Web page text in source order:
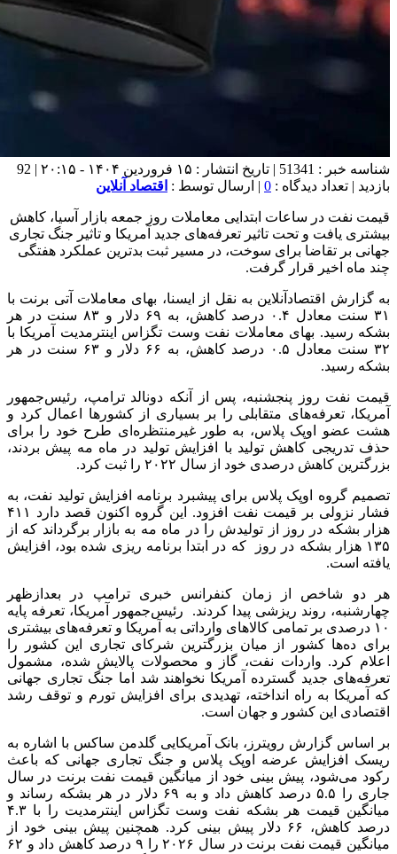
شناسه خبر : 51341 | تاریخ انتشار : ۱۵ فروردین ۱۴۰۴ - ۲۰:۱۵ | 92
بازدید | تعداد دیدگاه : 0 | ارسال توسط : اقتصاد آنلاین
قیمت نفت در ساعات ابتدایی معاملات روز جمعه بازار آسیا، کاهش
بیشتری یافت و تحت تاثیر تعرفه‌های جدید آمریکا و تاثیر جنگ تجاری
جهانی بر تقاضا برای سوخت، در مسیر ثبت بدترین عملکرد هفتگی
چند ماه اخیر قرار گرفت.
به گزارش اقتصادآنلاین به نقل از ایسنا، بهای معاملات آتی برنت با
۳۱ سنت معادل ۰.۴ درصد کاهش، به ۶۹ دلار و ۸۳ سنت در هر
بشکه رسید. بهای معاملات نفت وست تگزاس اینترمدیت آمریکا با
۳۲ سنت معادل ۰.۵ درصد کاهش، به ۶۶ دلار و ۶۳ سنت در هر
بشکه رسید.
قیمت نفت روز پنجشنبه، پس از آنکه دونالد ترامپ، رئیس‌جمهور
آمریکا، تعرفه‌های متقابلی را بر بسیاری از کشورها اعمال کرد و
هشت عضو اوپک پلاس، به طور غیرمنتظره‌ای طرح خود را برای
حذف تدریجی کاهش تولید با افزایش تولید در ماه مه پیش بردند،
بزرگترین کاهش درصدی خود از سال ۲۰۲۲ را ثبت کرد.
تصمیم گروه اوپک پلاس برای پیشبرد برنامه افزایش تولید نفت، به
فشار نزولی بر قیمت نفت افزود. این گروه اکنون قصد دارد ۴۱۱
هزار بشکه در روز از تولیدش را در ماه مه به بازار برگرداند که از
۱۳۵ هزار بشکه در روز که در ابتدا برنامه ریزی شده بود، افزایش
یافته است.
هر دو شاخص از زمان کنفرانس خبری ترامپ در بعدازظهر
چهارشنبه، روند ریزشی پیدا کردند. رئیس‌جمهور آمریکا، تعرفه پایه
۱۰ درصدی بر تمامی کالاهای وارداتی به آمریکا و تعرفه‌های بیشتری
برای ده‌ها کشور از میان بزرگترین شرکای تجاری این کشور را
اعلام کرد. واردات نفت، گاز و محصولات پالایش شده، مشمول
تعرفه‌های جدید گسترده آمریکا نخواهند شد اما جنگ تجاری جهانی
که آمریکا به راه انداخته، تهدیدی برای افزایش تورم و توقف رشد
اقتصادی این کشور و جهان است.
بر اساس گزارش رویترز، بانک آمریکایی گلدمن ساکس با اشاره به
ریسک افزایش عرضه اوپک پلاس و جنگ تجاری جهانی که باعث
رکود می‌شود، پیش بینی خود از میانگین قیمت نفت برنت در سال
جاری را ۵.۵ درصد کاهش داد و به ۶۹ دلار در هر بشکه رساند و
میانگین قیمت هر بشکه نفت وست تگزاس اینترمدیت را با ۴.۳
درصد کاهش، ۶۶ دلار پیش بینی کرد. همچنین پیش بینی خود از
میانگین قیمت نفت برنت در سال ۲۰۲۶ را ۹ درصد کاهش داد و ۶۲